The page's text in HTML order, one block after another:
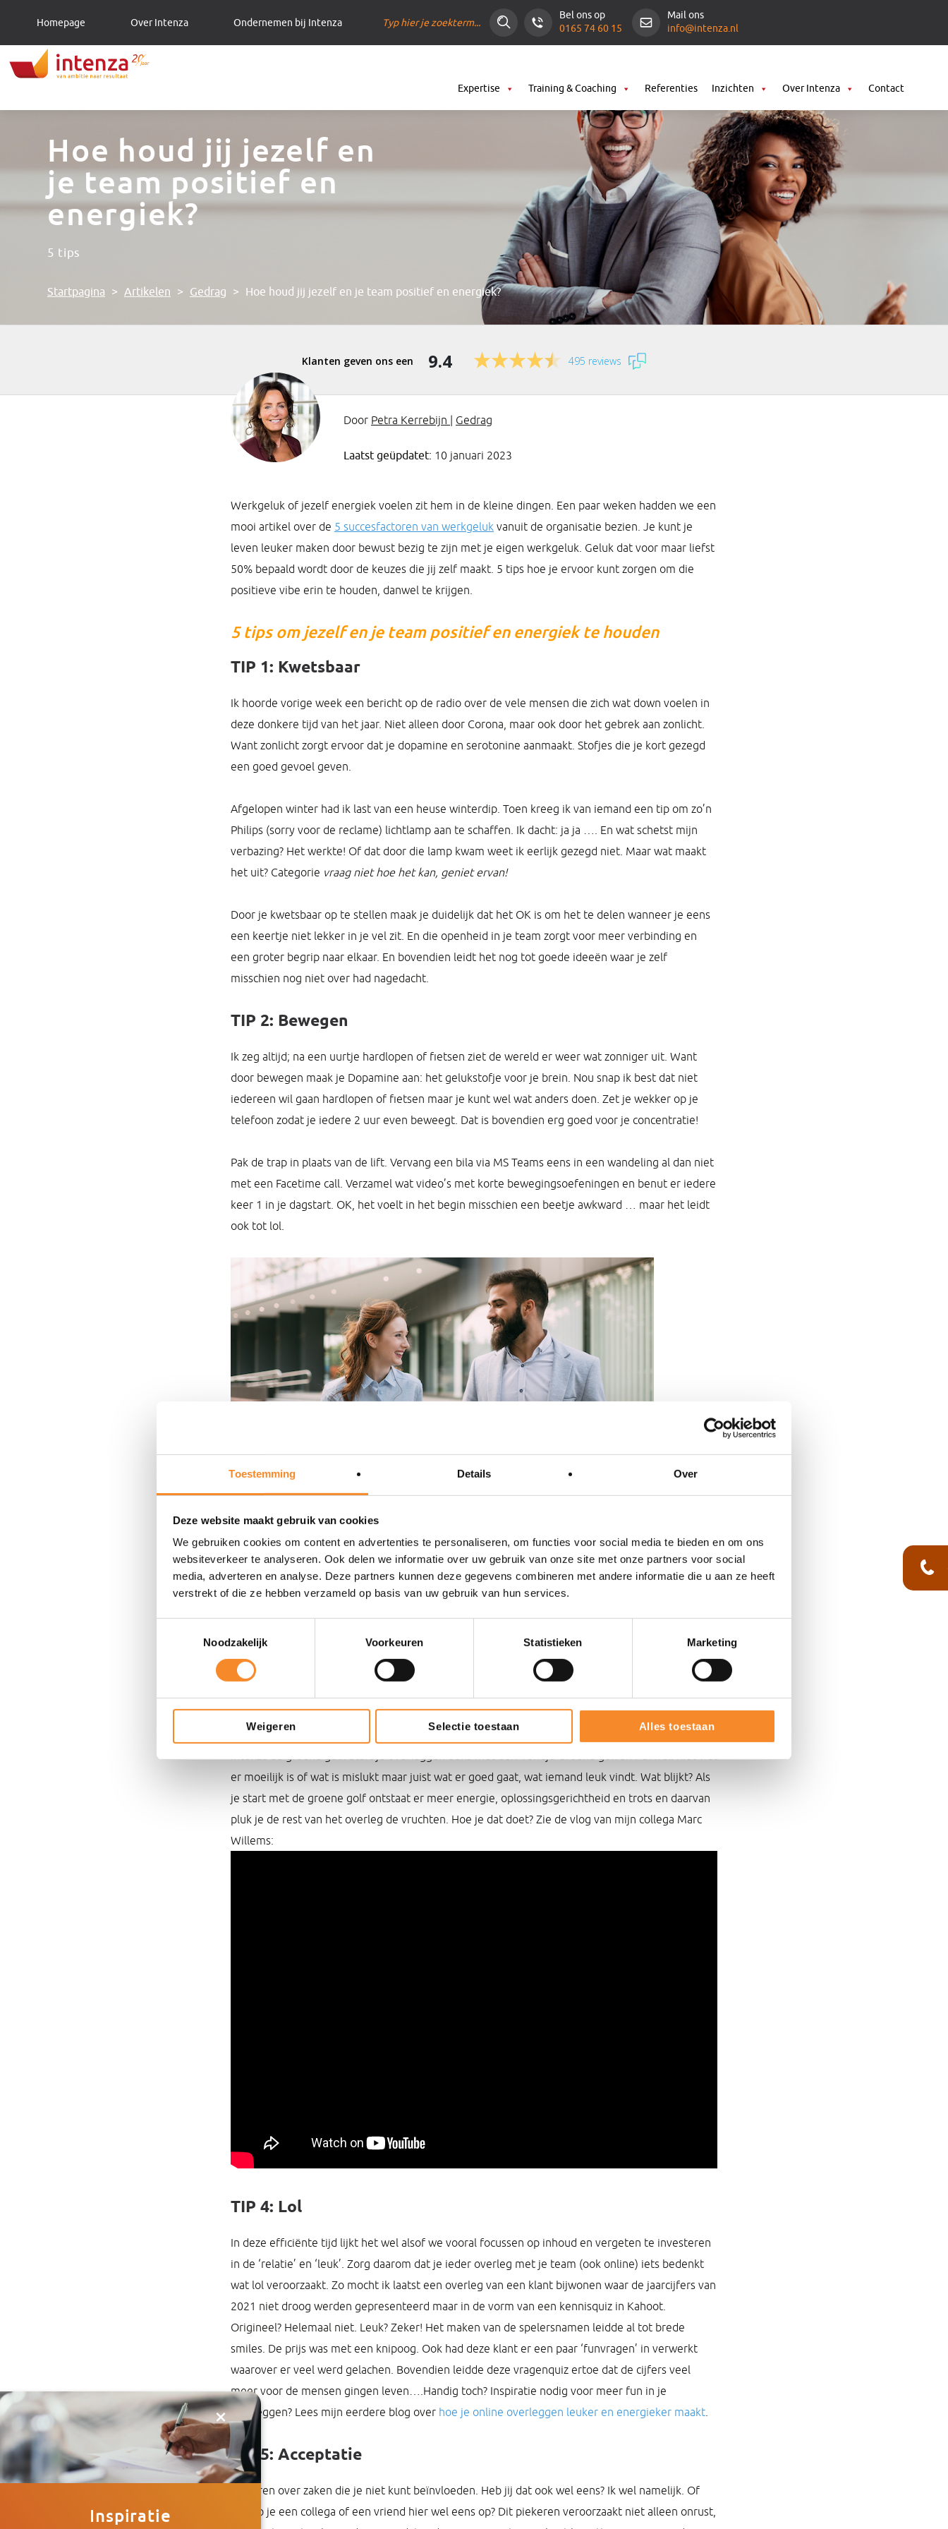
Toestemming Details Over
Deze website maakt gebruik van cookies
We gebruiken cookies om content en advertenties te personaliseren, om functies voor social media te bieden en om ons
websiteverkeer te analyseren. Ook delen we informatie over uw gebruik van onze site met onze partners voor social
media, adverteren en analyse. Deze partners kunnen deze gegevens combineren met andere informatie die u aan ze heeft
verstrekt of die ze hebben verzameld op basis van uw gebruik van hun services.
Noodzakelijk
Voorkeuren Statistieken Marketing
Weigeren Selectie toestaan Alles toestaan
Homepage Over Intenza Ondernemen bij Intenza Zoeken
Bel ons op
0165 74 60 15
Mail ons
info@intenza.nl
Expertise Training & Coaching Referenties Inzichten Over Intenza Contact
Startpagina > Artikelen > Gedrag > Hoe houd jij jezelf en je team positief en energiek?
Hoe houd jij jezelf en
je team positief en
energiek?
5 tips
9.4 495 reviews
Door Petra Kerrebijn | Gedrag
Laatst geüpdatet: 10 januari 2023
Werkgeluk of jezelf energiek voelen zit hem in de kleine dingen. Een paar weken hadden we een
mooi artikel over de 5 succesfactoren van werkgeluk vanuit de organisatie bezien. Je kunt je
leven leuker maken door bewust bezig te zijn met je eigen werkgeluk. Geluk dat voor maar liefst
50% bepaald wordt door de keuzes die jij zelf maakt. 5 tips hoe je ervoor kunt zorgen om die
positieve vibe erin te houden, danwel te krijgen.
5 tips om jezelf en je team positief en energiek te houden
TIP 1: Kwetsbaar
Ik hoorde vorige week een bericht op de radio over de vele mensen die zich wat down voelen in
deze donkere tijd van het jaar. Niet alleen door Corona, maar ook door het gebrek aan zonlicht.
Want zonlicht zorgt ervoor dat je dopamine en serotonine aanmaakt. Stofjes die je kort gezegd
een goed gevoel geven.
Afgelopen winter had ik last van een heuse winterdip. Toen kreeg ik van iemand een tip om zo’n
Philips (sorry voor de reclame) lichtlamp aan te schaffen. Ik dacht: ja ja …. En wat schetst mijn
verbazing? Het werkte! Of dat door die lamp kwam weet ik eerlijk gezegd niet. Maar wat maakt
het uit? Categorie vraag niet hoe het kan, geniet ervan!
Door je kwetsbaar op te stellen maak je duidelijk dat het OK is om het te delen wanneer je eens
een keertje niet lekker in je vel zit. En die openheid in je team zorgt voor meer verbinding en
een groter begrip naar elkaar. En bovendien leidt het nog tot goede ideeën waar je zelf
misschien nog niet over had nagedacht.
TIP 2: Bewegen
Ik zeg altijd; na een uurtje hardlopen of fietsen ziet de wereld er weer wat zonniger uit. Want
door bewegen maak je Dopamine aan: het gelukstofje voor je brein. Nou snap ik best dat niet
iedereen wil gaan hardlopen of fietsen maar je kunt wel wat anders doen. Zet je wekker op je
telefoon zodat je iedere 2 uur even beweegt. Dat is bovendien erg goed voor je concentratie!
Pak de trap in plaats van de lift. Vervang een bila via MS Teams eens in een wandeling al dan niet
met een Facetime call. Verzamel wat video’s met korte bewegingsoefeningen en benut er iedere
keer 1 in je dagstart. OK, het voelt in het begin misschien een beetje awkward … maar het leidt
ook tot lol.
TIP 3: Groene golven
Persoonlijk doe ik dat door even 10 minuten te nemen om te bedenken waarvoor ik dankbaar
ben: de heerlijke kop thee die voor me staat, mijn gezondheid, de mensen die in mijn leven zijn,
Dankbaarheid zorgt voor positieve energie. Zo werkt het ook in teams. We noemen dat bij
er moeilijk is of wat is mislukt maar juist wat er goed gaat, wat iemand leuk vindt. Wat blijkt? Als
je start met de groene golf ontstaat er meer energie, oplossingsgerichtheid en trots en daarvan
pluk je de rest van het overleg de vruchten. Hoe je dat doet? Zie de vlog van mijn collega Marc
Willems:
TIP 4: Lol
In deze efficiënte tijd lijkt het wel alsof we vooral focussen op inhoud en vergeten te investeren
in de ‘relatie’ en ‘leuk’. Zorg daarom dat je ieder overleg met je team (ook online) iets bedenkt
wat lol veroorzaakt. Zo mocht ik laatst een overleg van een klant bijwonen waar de jaarcijfers van
2021 niet droog werden gepresenteerd maar in de vorm van een kennisquiz in Kahoot.
Origineel? Helemaal niet. Leuk? Zeker! Het maken van de spelersnamen leidde al tot brede
smiles. De prijs was met een knipoog. Ook had deze klant er een paar ‘funvragen’ in verwerkt
waarover er veel werd gelachen. Bovendien leidde deze vragenquiz ertoe dat de cijfers veel
meer voor de mensen gingen leven….Handig toch? Inspiratie nodig voor meer fun in je
overleggen? Lees mijn eerdere blog over hoe je online overleggen leuker en energieker maakt
TIP 5: Acceptatie
Piekeren over zaken die je niet kunt beïnvloeden. Heb jij dat ook wel eens? Ik wel namelijk. Of
betrap je een collega of een vriend hier wel eens op? Dit piekeren veroorzaakt niet alleen onrust,
×
Inspiratie